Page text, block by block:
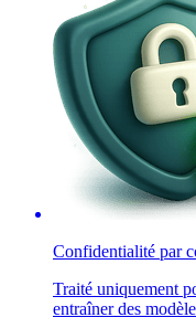
Confidentialité par
Traité uniquement
entraîner des